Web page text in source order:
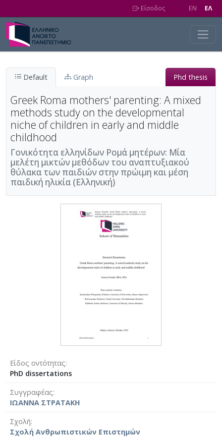
Είσοδος EN EΛ
Default Graph Phd thesis
Greek Roma mothers' parenting: A mixed
methods study on the developmental
niche of children in early and middle
childhood
Γονικότητα ελληνίδων Ρομά μητέρων: Μία
μελέτη μικτών μεθόδων του αναπτυξιακού
θύλακα των παιδιών στην πρώιμη και μέση
παιδική ηλικία (Ελληνική)
Είδος οντότητας
PhD dissertations
Συγγραφέας
ΙΩΑΝΝΑ ΣΤΡΑΤΑΚΗ
Σχολή
Σχολή Ανθρωπιστικών Επιστημών